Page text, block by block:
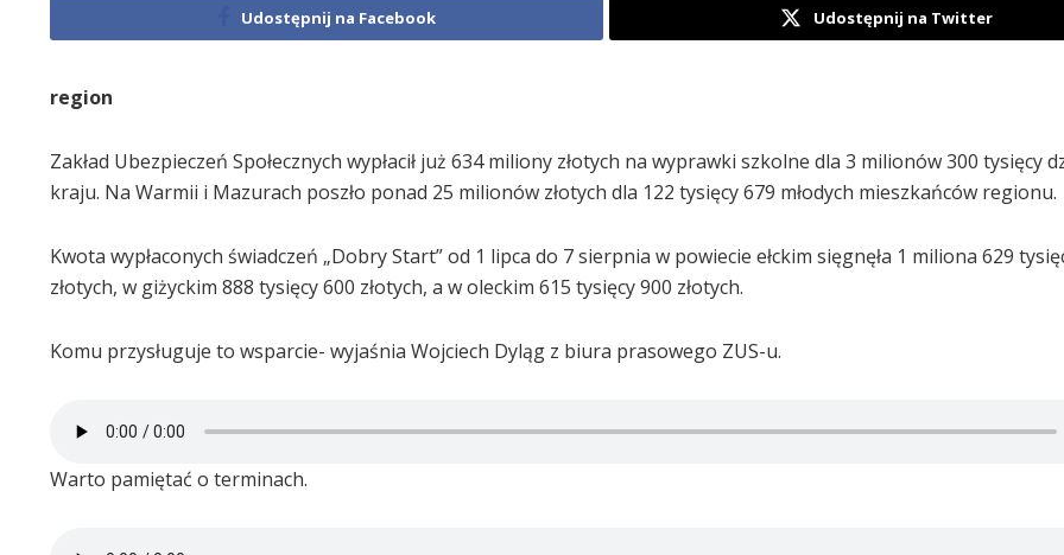
Udostępnij na Facebook Udostępnij na Twitter
region
Zakład Ubezpieczeń Społecznych wypłacił już 634 miliony złotych na wyprawki szkolne dla 3 milionów 300 tysięcy
kraju. Na Warmii i Mazurach poszło ponad 25 milionów złotych dla 122 tysięcy 679 młodych mieszkańców regionu.
Kwota wypłaconych świadczeń „Dobry Start” od 1 lipca do 7 sierpnia w powiecie ełckim sięgnęła 1 miliona 629
złotych, w giżyckim 888 tysięcy 600 złotych, a w oleckim 615 tysięcy 900 złotych.
Komu przysługuje to wsparcie- wyjaśnia Wojciech Dyląg z biura prasowego ZUS-u.
Warto pamiętać o terminach.